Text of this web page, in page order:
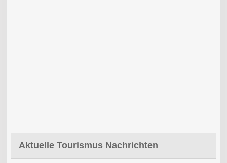
Aktuelle Tourismus Nachrichten